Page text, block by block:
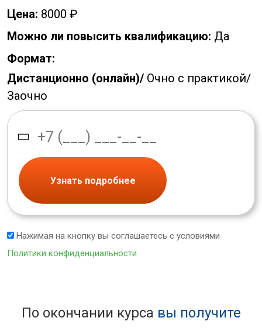
Цена: 8000 ₽
Можно ли повысить квалификацию: Да
Формат:
Дистанционно (онлайн)/ Очно с практикой/
Заочно
Узнать подробнее
Нажимая на кнопку вы соглашаетесь с условиями
Политики конфиденциальности
По окончании курса вы получите